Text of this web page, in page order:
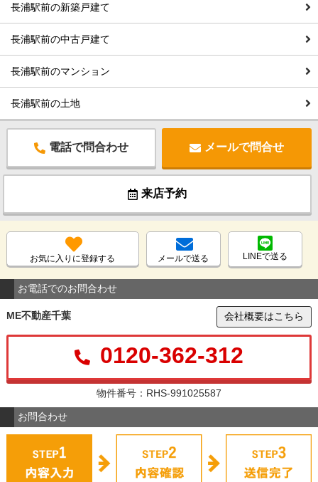
長浦駅前の新築戸建て
長浦駅前の中古戸建て
長浦駅前のマンション
長浦駅前の土地
電話で問合わせ メールで問合せ
来店予約
お気に入りに登録する メールで送る LINEで送る
お電話でのお問合わせ
ME不動産千葉 会社概要はこちら
0120-362-312
物件番号：RHS-991025587
お問合わせ